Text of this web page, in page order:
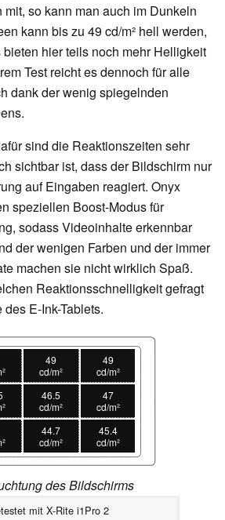
so kann man auch im Dunkeln
kann bis zu 49 cd/m² hell werden,
bieten hier teils noch mehr Helligkeit
Test reicht es dennoch für alle
dank der wenig spiegelnden
sind die Reaktionszeiten sehr
sichtbar ist, dass der Bildschirm nur
auf Eingaben reagiert. Onyx
speziellen Boost-Modus für
sodass Videoinhalte erkennbar
der wenigen Farben und der immer
machen sie nicht wirklich Spaß.
Reaktionsschnelligkeit gefragt
E-Ink-Tablets.
49
cd/m²
49
cd/m²
46.5
cd/m²
47
cd/m²
44.7
cd/m²
45.4
cd/m²
des Bildschirms
mit X-Rite i1Pro 2